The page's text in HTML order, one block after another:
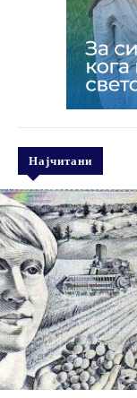
Најчитани